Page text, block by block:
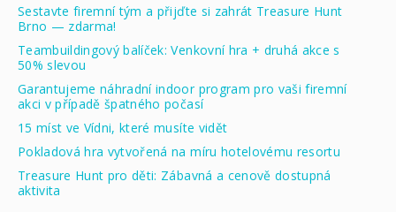
Sestavte firemní tým a přijďte si zahrát Treasure Hunt
Brno — zdarma!
Teambuildingový balíček: Venkovní hra + druhá akce s
50% slevou
Garantujeme náhradní indoor program pro vaši firemní
akci v případě špatného počasí
15 míst ve Vídni, které musíte vidět
Pokladová hra vytvořená na míru hotelovému resortu
Treasure Hunt pro děti: Zábavná a cenově dostupná
aktivita